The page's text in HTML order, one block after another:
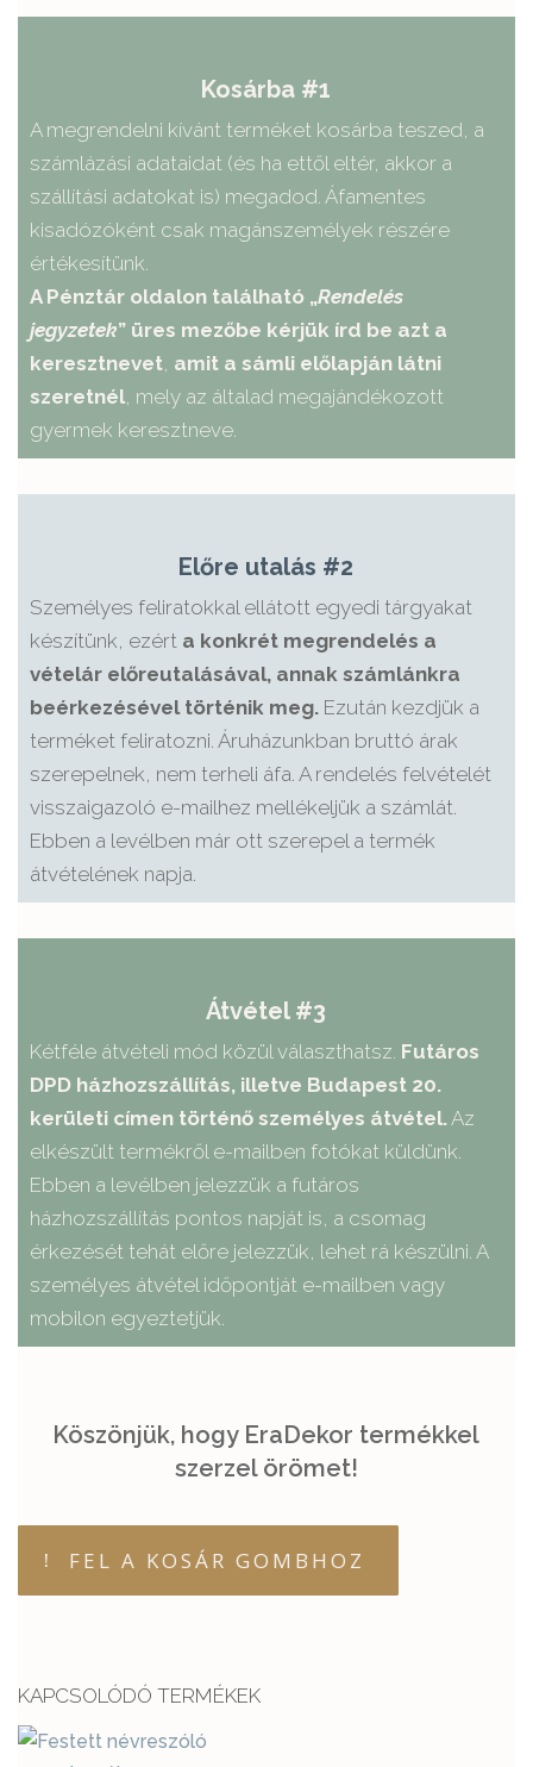
Kosárba #1
A megrendelni kívánt terméket kosárba teszed, a
számlázási adataidat (és ha ettől eltér, akkor a
szállítási adatokat is) megadod. Áfamentes
kisadózóként csak magánszemélyek részére
értékesítünk.
A Pénztár oldalon található „Rendelés
jegyzetek” üres mezőbe kérjük írd be azt a
keresztnevet, amit a sámli előlapján látni
szeretnél, mely az általad megajándékozott
gyermek keresztneve.
Előre utalás #2
Személyes feliratokkal ellátott egyedi tárgyakat
készítünk, ezért a konkrét megrendelés a
vételár előreutalásával, annak számlánkra
beérkezésével történik meg.Ezután kezdjük a
terméket feliratozni. Áruházunkban bruttó árak
szerepelnek, nem terheli áfa. A rendelés felvételét
visszaigazoló e-mailhez mellékeljük a számlát.
Ebben a levélben már ott szerepel a termék
átvételének napja.
Átvétel #3
Kétféle átvételi mód közül választhatsz. Futáros
DPD házhozszállítás, illetve Budapest 20.
kerületi címen történő személyes átvétel.Az
elkészült termékről e-mailben fotókat küldünk.
Ebben a levélben jelezzük a futáros
házhozszállítás pontos napját is, a csomag
érkezését tehát előre jelezzük, lehet rá készülni. A
személyes átvétel időpontját e-mailben vagy
mobilon egyeztetjük.
Köszönjük, hogy EraDekor termékkel
szerzel örömet!
FEL A KOSÁR GOMBHOZ
KAPCSOLÓDÓ TERMÉKEK